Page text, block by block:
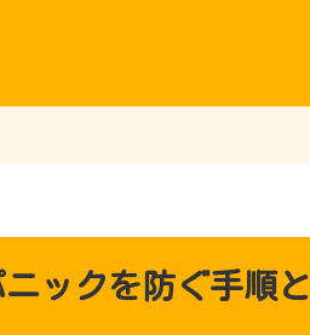
ックを防ぐ手順と